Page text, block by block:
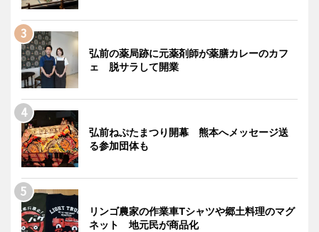
弘前の薬局跡に元薬剤師が薬膳カレーのカフ
ェ 脱サラして開業
弘前ねぷたまつり開幕 熊本へメッセージ送
る参加団体も
リンゴ農家の作業車Tシャツや郷土料理のマグ
ネット 地元民が商品化